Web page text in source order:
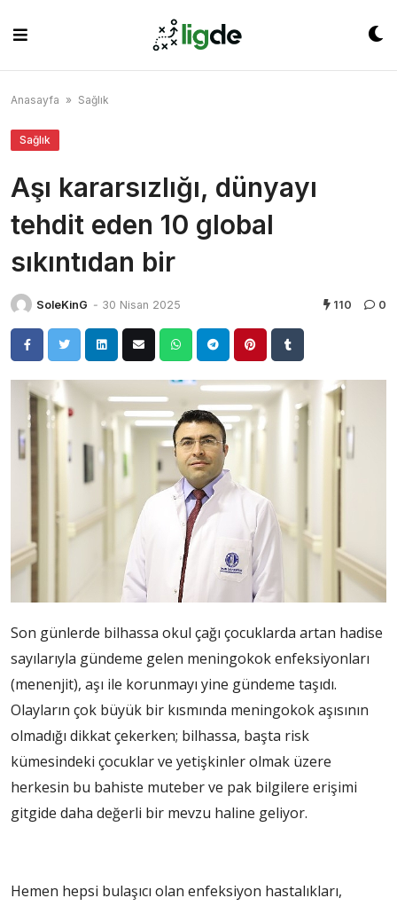
content
Anasayfa » Sağlık
Sağlık
Aşı kararsızlığı, dünyayı
tehdit eden 10 global
sıkıntıdan bir
SoleKinG - 30 Nisan 2025 110 0
Son günlerde bilhassa okul çağı çocuklarda artan hadise
sayılarıyla gündeme gelen meningokok enfeksiyonları
(menenjit), aşı ile korunmayı yine gündeme taşıdı.
Olayların çok büyük bir kısmında meningokok aşısının
olmadığı dikkat çekerken; bilhassa, başta risk
kümesindeki çocuklar ve yetişkinler olmak üzere
herkesin bu bahiste muteber ve pak bilgilere erişimi
gitgide daha değerli bir mevzu haline geliyor.
Hemen hepsi bulaşıcı olan enfeksiyon hastalıkları,